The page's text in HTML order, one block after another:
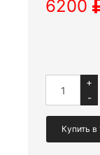
6200
+
-
Купить в